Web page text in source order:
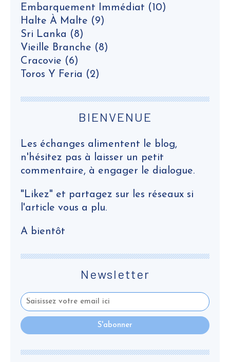
Newsletter
Embarquement Immédiat (10)
Halte À Malte (9)
Sri Lanka (8)
Vieille Branche (8)
Cracovie (6)
Toros Y Feria (2)
BIENVENUE
Les échanges alimentent le blog,
n'hésitez pas à laisser un petit
commentaire, à engager le dialogue.
"Likez" et partagez sur les réseaux si
l'article vous a plu.
A bientôt